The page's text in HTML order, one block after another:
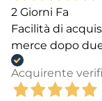
2 Giorni Fa
Facilità di
merce dopo
Acquirente